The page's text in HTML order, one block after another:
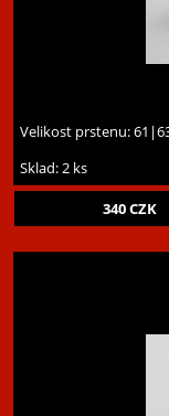
Velikost prstenu:
Sklad: 2 ks
340CZK